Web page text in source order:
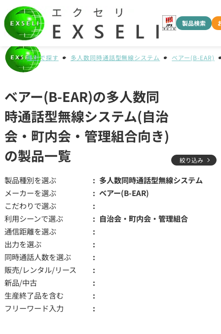
製品検索
種別で探す 多人数同時通話型無線システム ベアー(B-EAR)
ベアー(B-EAR)の多人数同
時通話型無線システム(自治
会・町内会・管理組合向き)
の製品一覧
絞り込み
製品種別を選ぶ
多人数同時通話型無線システム
メーカーを選ぶ
ベアー(B-EAR)
こだわりで選ぶ
利用シーンで選ぶ
自治会・町内会・管理組合
通信距離を選ぶ
出力を選ぶ
同時通話人数を選ぶ
販売/レンタル/リース
新品/中古
生産終了品を含む
フリーワード入力